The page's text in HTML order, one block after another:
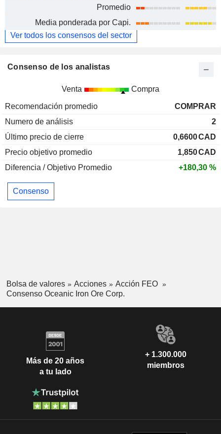
Promedio
Media ponderada por Capi.
Ver todos los consensos del sector
Consenso de los analistas
Venta Compra
Recomendación promedio
COMPRAR
Numero de análisis
2
Último precio de cierre
0,6600CAD
Precio objetivo promedio
1,850CAD
Diferencia / Objetivo Promedio
+180,30 %
Consenso
Bolsa de valores Acciones
Acción FEO
Consenso Oceanic Iron Ore Corp.
Más de 20 años
a tu lado
+ 1.300.000
miembros